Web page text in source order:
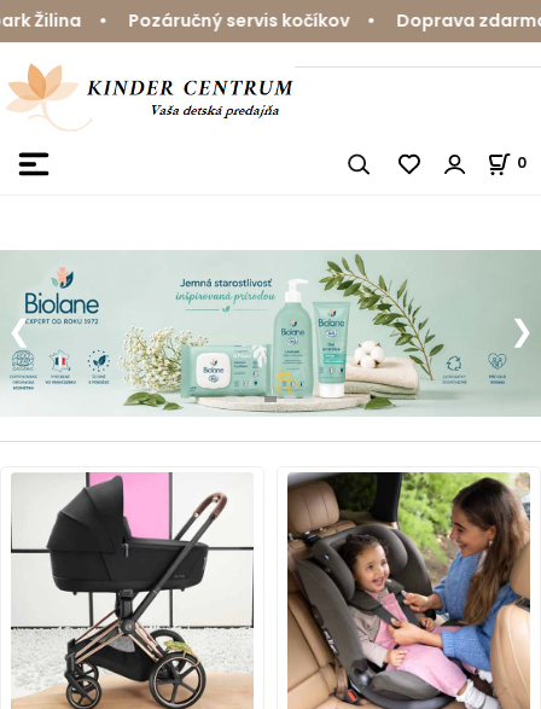
• Pozáručný servis kočíkov • Doprava zdarma
0